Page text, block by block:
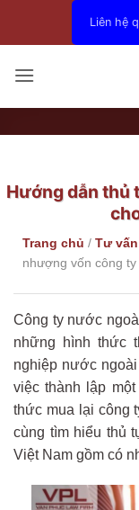
dung
Liên hệ
Hướng dẫn thủ
Trang chủ / Tư
nhượng vốn công
Công ty nước
những hình thức
nghiệp nước
việc thành lập
thức mua lại công
cùng tìm hiểu thủ
Việt Nam gồm có